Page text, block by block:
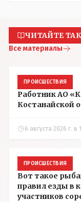
ЧИТАЙТЕ
Все материалы
ПРОИСШЕСТВИЯ
Работник АО
Костанайской
6 августа 2026 г. в
ПРОИСШЕСТВИЯ
Вот такое
правил езды в
участников